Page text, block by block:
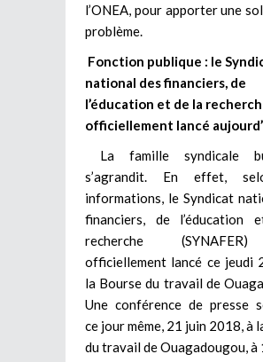
l’ONEA, pour apporter une
problème.
Fonction publique : le
national des financiers, de
l’éducation et de la
officiellement lancé
La famille syndicale
s’agrandit. En effet,
informations, le Syndicat
financiers, de l’éducation
recherche
officiellement lancé ce jeudi
la Bourse du travail de
Une conférence de
ce jour même, 21 juin 2018, à
du travail de Ouagadougou, à